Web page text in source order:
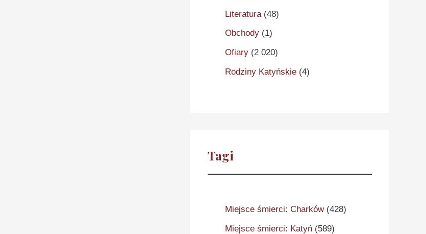
Literatura (48)
Obchody (1)
Ofiary (2 020)
Rodziny Katyńskie (4)
Tagi
Miejsce śmierci: Charków(428)
Miejsce śmierci: Katyń (589)